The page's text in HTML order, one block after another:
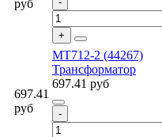
руб
697.41
руб
MT712-2 (44267)
Трансформатор
697.41 руб